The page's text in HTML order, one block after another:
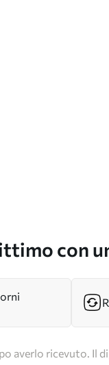
con
averlo ricevuto. Il